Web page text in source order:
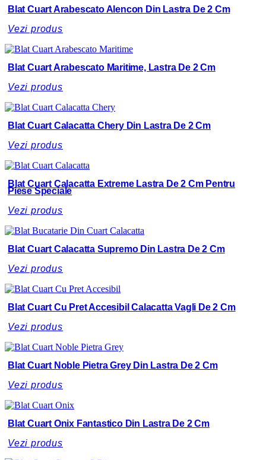
Blat Cuart Arabescato Alencon Din Lastra De 2 Cm
Vezi produs
Blat Cuart Arabescato Maritime, Lastra De 2 Cm
Vezi produs
Blat Cuart Calacatta Chery Din Lastra De 2 Cm
Vezi produs
Blat Cuart Calacatta Extreme Lastra De 2 Cm Pentru
Piese Speciale
Vezi produs
Blat Cuart Calacatta Supremo Din Lastra De 2 Cm
Vezi produs
Blat Cuart Cu Pret Accesibil Calacatta Vagli De 2 Cm
Vezi produs
Blat Cuart Noble Pietra Grey Din Lastra De 2 Cm
Vezi produs
Blat Cuart Onix Fantastico Din Lastra De 2 Cm
Vezi produs